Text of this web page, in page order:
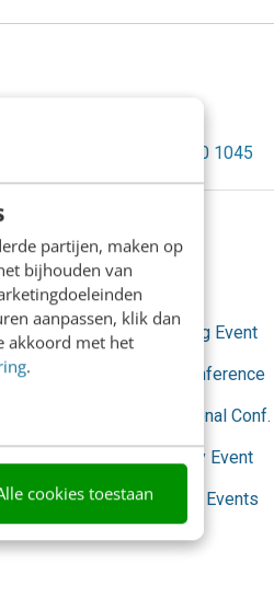
partijen, maken op
bijhouden van
aanpassen, klik dan
akkoord met het
.
cookies toestaan
+31 30 200 1045
Events
AI Marketing Event
Content Conference
Conversational Conf.
SocialToday Event
Partnership Events